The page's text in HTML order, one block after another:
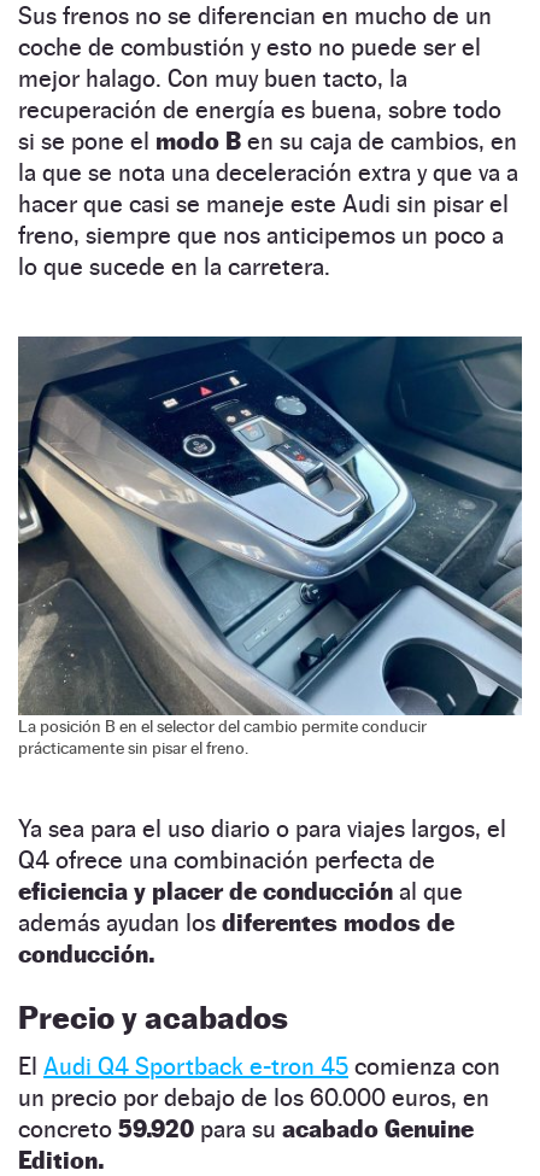
Sus frenos no se diferencian en mucho de un
coche de combustión y esto no puede ser el
mejor halago. Con muy buen tacto, la
recuperación de energía es buena, sobre todo
si se pone el modo B en su caja de cambios, en
la que se nota una deceleración extra y que va a
hacer que casi se maneje este Audi sin pisar el
freno, siempre que nos anticipemos un poco a
lo que sucede en la carretera.
La posición B en el selector del cambio permite conducir
prácticamente sin pisar el freno.
Ya sea para el uso diario o para viajes largos, el
Q4 ofrece una combinación perfecta de
eficiencia y placer de conducción al que
además ayudan los diferentes modos de
conducción.
Precio y acabados
El Audi Q4 Sportback e-tron 45 comienza con
un precio por debajo de los 60.000 euros, en
concreto 59.920 para su acabado Genuine
Edition.